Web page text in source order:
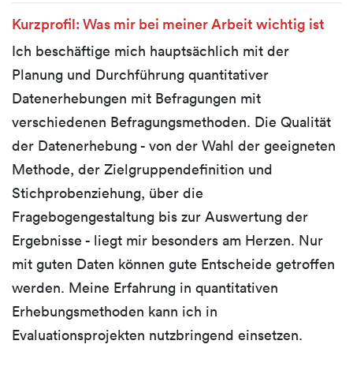
Kurzprofil: Was mir bei meiner Arbeit wichtig ist
Ich beschäftige mich hauptsächlich mit der
Planung und Durchführung quantitativer
Datenerhebungen mit Befragungen mit
verschiedenen Befragungsmethoden. Die Qualität
der Datenerhebung - von der Wahl der geeigneten
Methode, der Zielgruppendefinition und
Stichprobenziehung, über die
Fragebogengestaltung bis zur Auswertung der
Ergebnisse - liegt mir besonders am Herzen. Nur
mit guten Daten können gute Entscheide getroffen
werden. Meine Erfahrung in quantitativen
Erhebungsmethoden kann ich in
Evaluationsprojekten nutzbringend einsetzen.